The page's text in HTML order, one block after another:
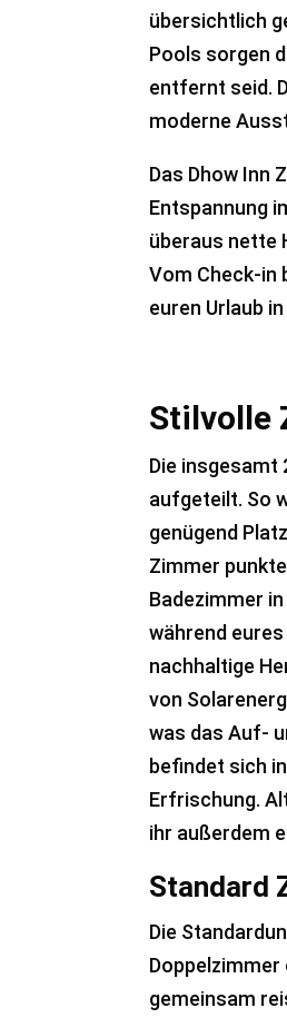
übersichtlich
Pools sorgen
entfernt seid.
moderne
Das Dhow Inn
Entspannung
überaus nette
Vom Check-in
euren Urlaub
Stilvolle
Die insgesamt
aufgeteilt. So
genügend
Zimmer
Badezimmer
während
nachhaltige
von
was das Auf-
befindet sich
Erfrischung.
ihr außerdem
Standard
Die
gemeinsam